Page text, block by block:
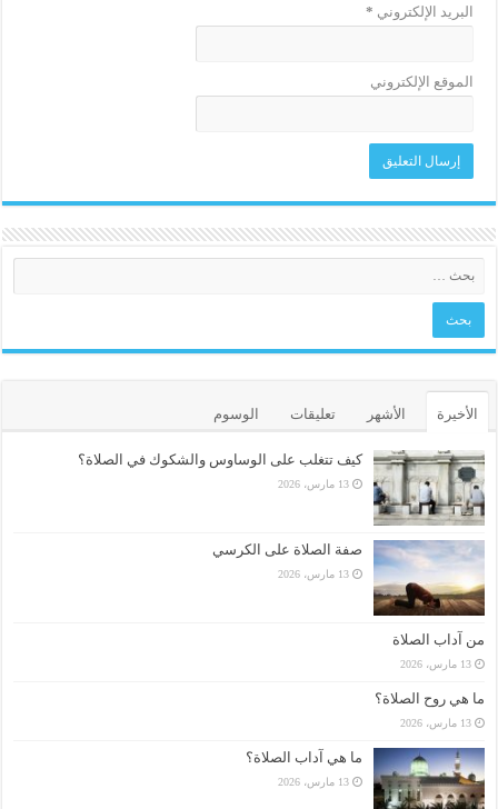
البريد الإلكتروني *
الموقع الإلكتروني
الأخيرة الأشهر تعليقات الوسوم
كيف تتغلب على الوساوس والشكوك في الصلاة؟
13 مارس، 2026
صفة الصلاة على الكرسي
13 مارس، 2026
من آداب الصلاة
13 مارس، 2026
ما هي روح الصلاة؟
13 مارس، 2026
ما هي آداب الصلاة؟
13 مارس، 2026